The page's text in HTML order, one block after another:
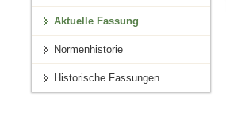
Aktuelle Fassung
Normenhistorie
Historische Fassungen